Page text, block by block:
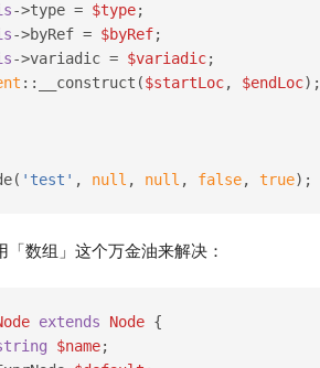
->type = $type;
->byRef = $byRef;
->variadic = $variadic;
::__construct($startLoc, $endLoc);
'test' , null , null , false, true);
数组」这个万金油来解决：
extends Node {
$name;